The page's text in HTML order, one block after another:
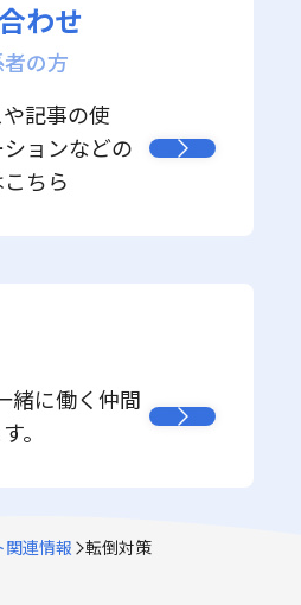
わせ
の方
記事の使
ョンなどの
ちら
緒に働く仲間
。
関連情報 転倒対策